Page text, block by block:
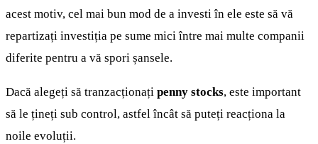
acest motiv, cel mai bun mod de a investi în ele este să vă
repartizați investiția pe sume mici între mai multe companii
diferite pentru a vă spori șansele.
Dacă alegeți să tranzacționați penny stocks, este important
să le țineți sub control, astfel încât să puteți reacționa la
noile evoluții.